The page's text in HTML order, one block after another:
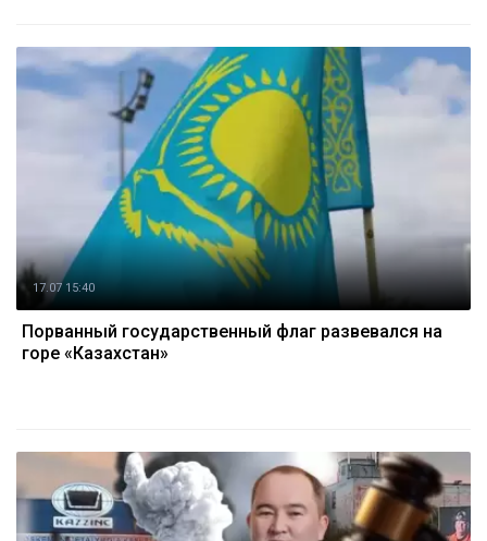
17.07 15:40
Порванный государственный флаг развевался на
горе «Казахстан»